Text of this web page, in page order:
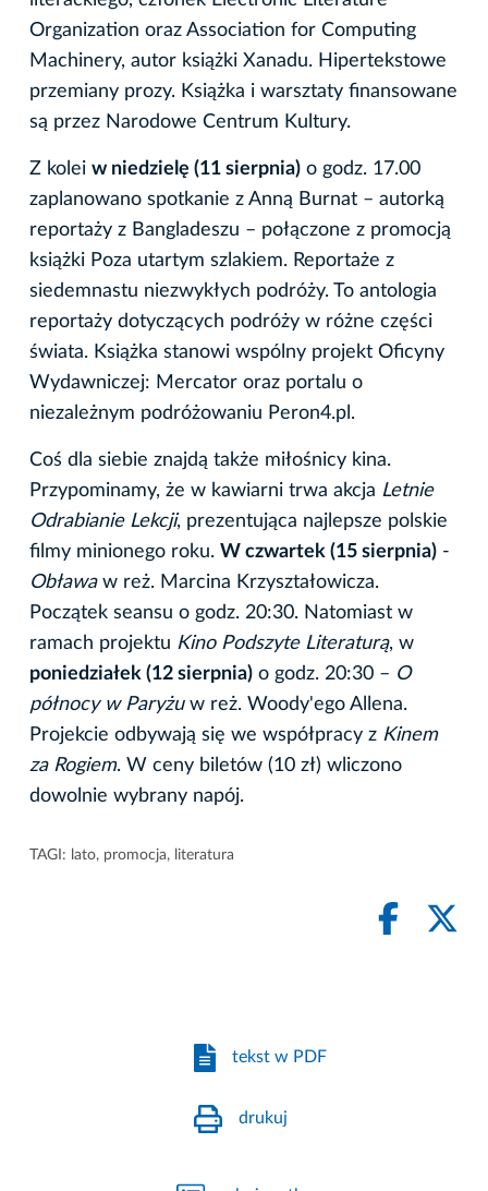
Organization oraz Association for Computing
Machinery, autor książki Xanadu. Hipertekstowe
przemiany prozy. Książka i warsztaty finansowane
są przez Narodowe Centrum Kultury.
Z kolei w niedzielę (11 sierpnia) o godz. 17.00
zaplanowano spotkanie z Anną Burnat – autorką
reportaży z Bangladeszu – połączone z promocją
książki Poza utartym szlakiem. Reportaże z
siedemnastu niezwykłych podróży. To antologia
reportaży dotyczących podróży w różne części
świata. Książka stanowi wspólny projekt Oficyny
Wydawniczej: Mercator oraz portalu o
niezależnym podróżowaniu Peron4.pl.
Coś dla siebie znajdą także miłośnicy kina.
Przypominamy, że w kawiarni trwa akcja Letnie
Odrabianie Lekcji, prezentująca najlepsze polskie
filmy minionego roku. W czwartek (15 sierpnia) -
Obławaw reż. Marcina Krzyształowicza.
Początek seansu o godz. 20:30. Natomiast w
ramach projektu Kino Podszyte Literaturą, w
poniedziałek (12 sierpnia) o godz. 20:30 – O
północy w Paryżuw reż. Woody'ego Allena.
Projekcie odbywają się we współpracy z Kinem
za Rogiem. W ceny biletów (10 zł) wliczono
dowolnie wybrany napój.
TAGI: lato, promocja, literatura
tekst w PDF
drukuj